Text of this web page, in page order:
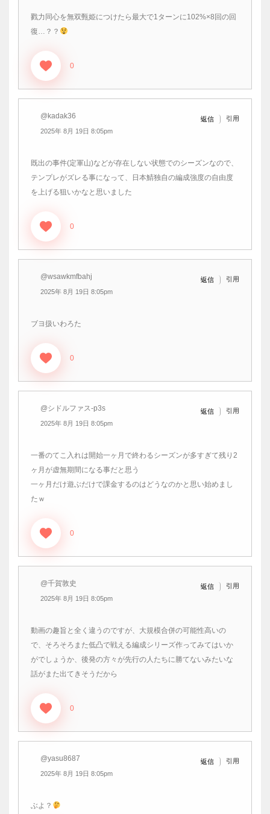
戮力同心を無双甄姫につけたら最大で1ターンに102%×8回の回
復…？？
0
@kadak36
2025年 8月 19日 8:05pm
返信 引用
既出の事件(定軍山)などが存在しない状態でのシーズンなので、
テンプレがズレる事になって、日本鯖独自の編成強度の自由度
を上げる狙いかなと思いました
0
@wsawkmfbahj
2025年 8月 19日 8:05pm
返信 引用
ブヨ扱いわろた
0
@シドルファス-p3s
2025年 8月 19日 8:05pm
返信 引用
一番のてこ入れは開始一ヶ月で終わるシーズンが多すぎて残り2
ヶ月が虚無期間になる事だと思う
一ヶ月だけ遊ぶだけで課金するのはどうなのかと思い始めまし
たｗ
0
@千賀敦史
2025年 8月 19日 8:05pm
返信 引用
動画の趣旨と全く違うのですが、大規模合併の可能性高いの
で、そろそろまた低凸で戦える編成シリーズ作ってみてはいか
がでしょうか、後発の方々が先行の人たちに勝てないみたいな
話がまた出てきそうだから
0
@yasu8687
2025年 8月 19日 8:05pm
返信 引用
ぶよ？